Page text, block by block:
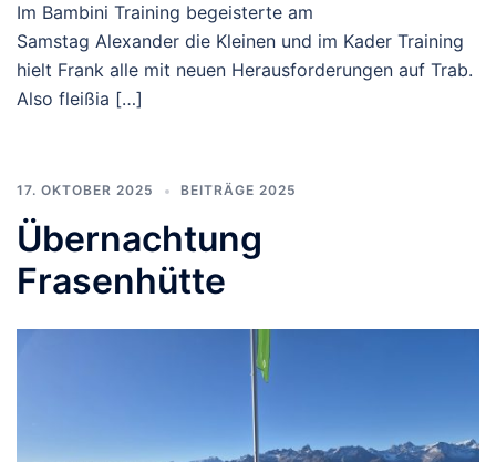
Im Bambini Training begeisterte am
Samstag Alexander die Kleinen und im Kader Training
hielt Frank alle mit neuen Herausforderungen auf Trab.
Also fleißia […]
17. OKTOBER 2025 BEITRÄGE 2025
Übernachtung
Frasenhütte